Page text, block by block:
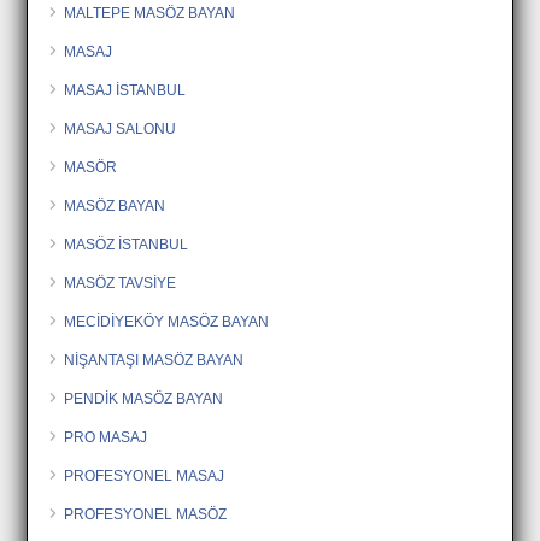
MALTEPE MASÖZ BAYAN
MASAJ
MASAJ İSTANBUL
MASAJ SALONU
MASÖR
MASÖZ BAYAN
MASÖZ İSTANBUL
MASÖZ TAVSİYE
MECİDİYEKÖY MASÖZ BAYAN
NİŞANTAŞI MASÖZ BAYAN
PENDİK MASÖZ BAYAN
PRO MASAJ
PROFESYONEL MASAJ
PROFESYONEL MASÖZ